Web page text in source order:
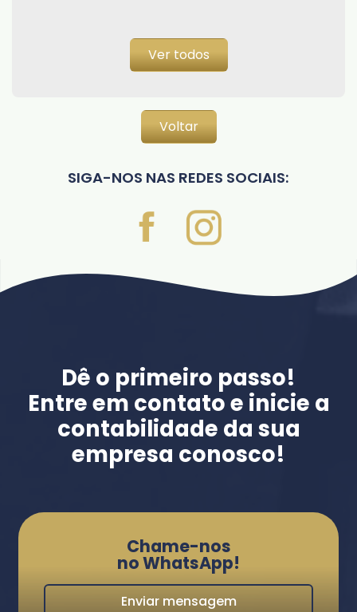
Ver todos
Voltar
SIGA-NOS NAS REDES SOCIAIS:
Dê o primeiro passo!
Entre em contato e inicie a
contabilidade da sua
empresa conosco!
Chame-nos
no WhatsApp!
Enviar mensagem